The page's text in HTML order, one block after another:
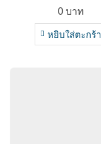
0 บาท
หยิบใส่ตะกร้า